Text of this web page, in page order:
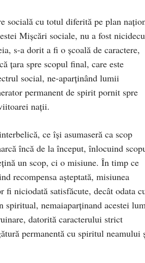
socială cu totul diferită pe plan
Mişcări sociale, nu a fost
s-a dorit a fi o şcoală de caractere,
ţara spre scopul final, care este
social, ne-aparţinând lumii
permanent de spirit pornit spre
naţii.
ce îşi asumaseră ca scop
încă de la început, înlocuind
un scop, ci o misiune. În timp ce
recompensa aşteptată, misiunea
niciodată satisfăcute, decât odata
spiritual, nemaiaparţinand acestei
datorită caracterului strict
permanentă cu spiritul neamului